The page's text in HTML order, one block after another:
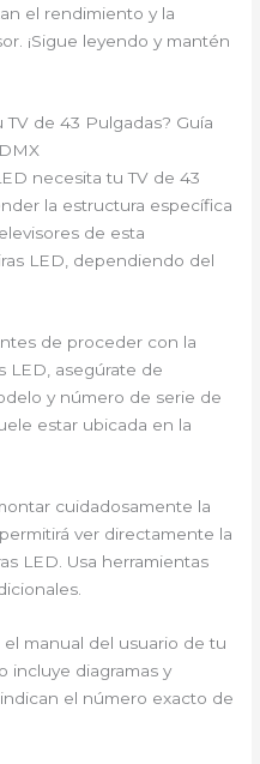
el rendimiento y la
¡Sigue leyendo y mantén
TV de 43 Pulgadas? Guía
necesita tu TV de 43
la estructura específica
de esta
LED, dependiendo del
de proceder con la
LED, asegúrate de
y número de serie de
estar ubicada en la
cuidadosamente la
ver directamente la
LED. Usa herramientas
el manual del usuario de tu
incluye diagramas y
el número exacto de